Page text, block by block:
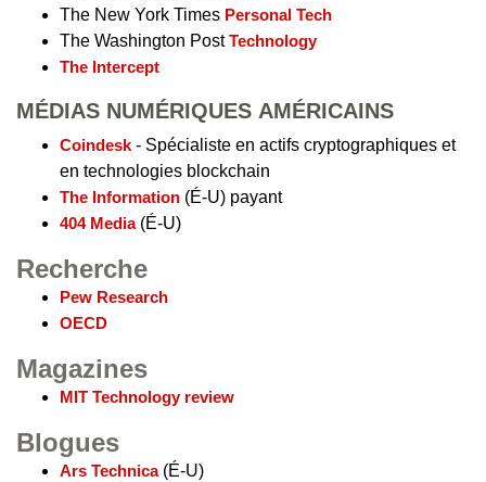
The New York Times Personal Tech
The Washington PostTechnology
The Intercept
MÉDIAS NUMÉRIQUES AMÉRICAINS
Coindesk - Spécialiste en actifs cryptographiques et
en technologies blockchain
The Information (É-U) payant
404 Media(É-U)
Recherche
Pew Research
OECD
Magazines
MIT Technology review
Blogues
Ars Technica(É-U)